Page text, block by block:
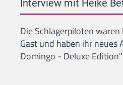
Interview mit Heike
Die Schlagerpiloten
Gast und haben ihr neues
Domingo - Deluxe